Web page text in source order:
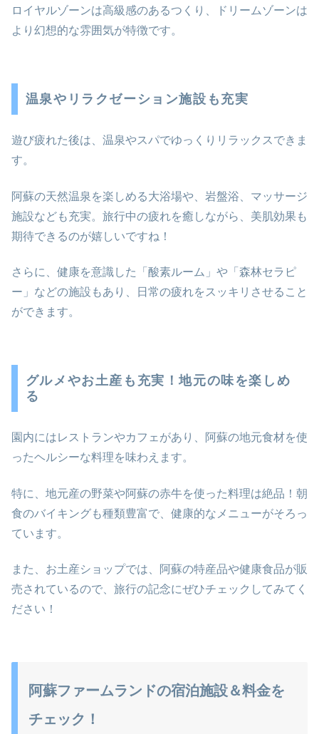
ロイヤルゾーンは高級感のあるつくり、ドリームゾーンは
より幻想的な雰囲気が特徴です。
温泉やリラクゼーション施設も充実
遊び疲れた後は、温泉やスパでゆっくりリラックスできま
す。
阿蘇の天然温泉を楽しめる大浴場や、岩盤浴、マッサージ
施設なども充実。旅行中の疲れを癒しながら、美肌効果も
期待できるのが嬉しいですね！
さらに、健康を意識した「酸素ルーム」や「森林セラピ
ー」などの施設もあり、日常の疲れをスッキリさせること
ができます。
グルメやお土産も充実！地元の味を楽しめ
る
園内にはレストランやカフェがあり、阿蘇の地元食材を使
ったヘルシーな料理を味わえます。
特に、地元産の野菜や阿蘇の赤牛を使った料理は絶品！朝
食のバイキングも種類豊富で、健康的なメニューがそろっ
ています。
また、お土産ショップでは、阿蘇の特産品や健康食品が販
売されているので、旅行の記念にぜひチェックしてみてく
ださい！
阿蘇ファームランドの宿泊施設＆料金を
チェック！